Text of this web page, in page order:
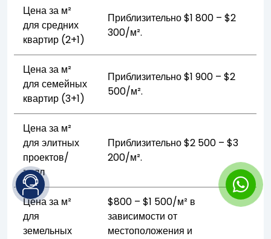
Цена за м²
для средних
квартир (2+1)
Приблизительно $1 800 – $2
300/м².
Цена за м²
для семейных
квартир (3+1)
Приблизительно $1 900 – $2
500/м².
Цена за м²
для элитных
проектов/
вилл
Приблизительно $2 500 – $3
200/м².
Цена за м²
для
земельных
$800 – $1 500/м² в
зависимости от
местоположения и